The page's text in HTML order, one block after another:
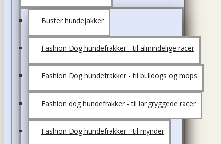
Buster hundejakker
Fashion Dog hundefrakker - til almindelige racer
Fashion Dog hundefrakker - til bulldogs og mops
Fashion dog hundefrakker - til langryggede racer
Fashion Dog hundefrakker - til mynder